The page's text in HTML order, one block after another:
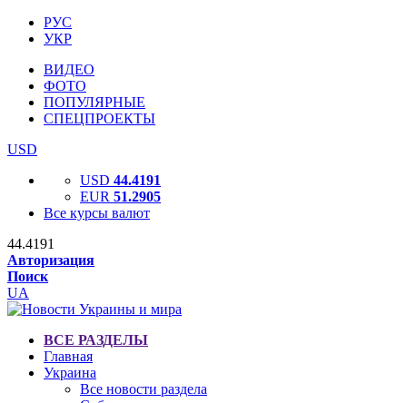
РУС
УКР
ВИДЕО
ФОТО
ПОПУЛЯРНЫЕ
СПЕЦПРОЕКТЫ
USD
USD 44.4191
EUR 51.2905
Все курсы валют
44.4191
Авторизация
Поиск
UA
ВСЕ РАЗДЕЛЫ
Главная
Украина
Все новости раздела